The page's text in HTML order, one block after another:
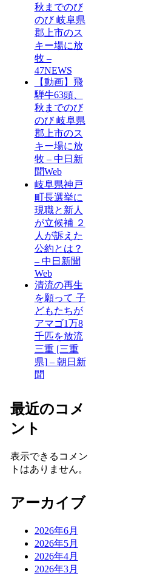
秋までのび
のび 岐阜県
郡上市のス
キー場に放
牧 –
47NEWS
【動画】飛
騨牛63頭、
秋までのび
のび 岐阜県
郡上市のス
キー場に放
牧 – 中日新
聞Web
岐阜県神戸
町長選挙に
現職と新人
が立候補 ２
人が訴えた
公約とは？
– 中日新聞
Web
清流の再生
を願って 子
どもたちが
アマゴ1万8
千匹を放流
三重 [三重
県] – 朝日新
聞
最近のコメ
ント
表示できるコメン
トはありません。
アーカイブ
2026年6月
2026年5月
2026年4月
2026年3月